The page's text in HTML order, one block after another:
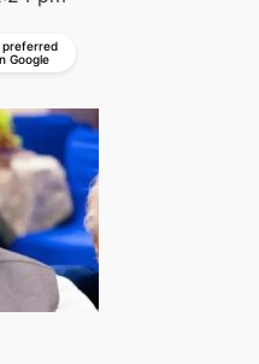
preferred
Google